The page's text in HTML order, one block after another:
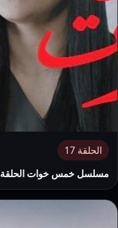
الحلقة 17
مسلسل خمس خوات الحلقة 17 السابعة عشر HD